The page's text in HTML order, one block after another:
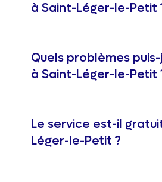
à Saint-Léger-le-Petit
Quels problèmes
à Saint-Léger-le-Petit
Le service est-il
Léger-le-Petit ?